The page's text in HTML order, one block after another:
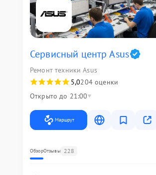
Сервисный центр Asus
Ремонт техники Asus
5,0204 оценки
Открыто до 21:00
Маршрут
ОбзорОтзывы 228